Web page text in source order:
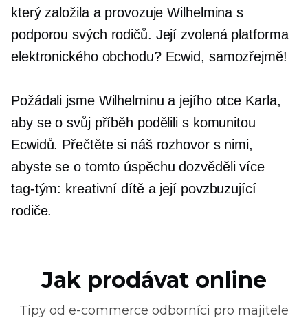
který založila a provozuje Wilhelmina s
podporou svých rodičů. Její zvolená platforma
elektronického obchodu? Ecwid, samozřejmě!
Požádali jsme Wilhelminu a jejího otce Karla,
aby se o svůj příběh podělili s komunitou
Ecwidů. Přečtěte si náš rozhovor s nimi,
abyste se o tomto úspěchu dozvěděli více
tag-tým: kreativní dítě a její povzbuzující
rodiče.
Jak prodávat online
Tipy od e-commerce odborníci pro majitele